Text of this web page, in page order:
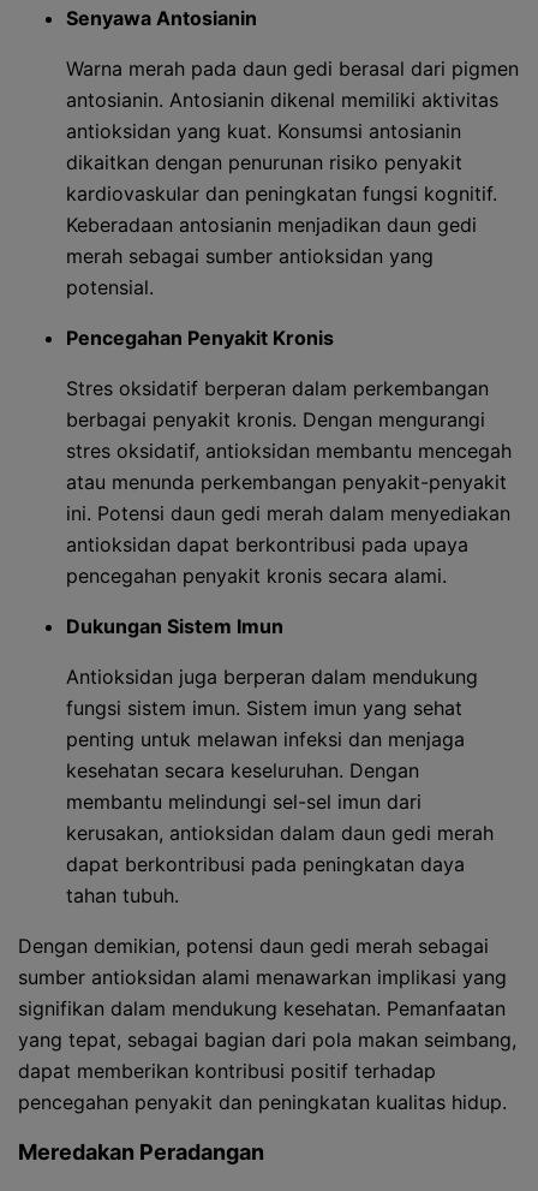
Senyawa Antosianin
Warna merah pada daun gedi berasal dari pigmen
antosianin. Antosianin dikenal memiliki aktivitas
antioksidan yang kuat. Konsumsi antosianin
dikaitkan dengan penurunan risiko penyakit
kardiovaskular dan peningkatan fungsi kognitif.
Keberadaan antosianin menjadikan daun gedi
merah sebagai sumber antioksidan yang
potensial.
Pencegahan Penyakit Kronis
Stres oksidatif berperan dalam perkembangan
berbagai penyakit kronis. Dengan mengurangi
stres oksidatif, antioksidan membantu mencegah
atau menunda perkembangan penyakit-penyakit
ini. Potensi daun gedi merah dalam menyediakan
antioksidan dapat berkontribusi pada upaya
pencegahan penyakit kronis secara alami.
Dukungan Sistem Imun
Antioksidan juga berperan dalam mendukung
fungsi sistem imun. Sistem imun yang sehat
penting untuk melawan infeksi dan menjaga
kesehatan secara keseluruhan. Dengan
membantu melindungi sel-sel imun dari
kerusakan, antioksidan dalam daun gedi merah
dapat berkontribusi pada peningkatan daya
tahan tubuh.
Dengan demikian, potensi daun gedi merah sebagai
sumber antioksidan alami menawarkan implikasi yang
signifikan dalam mendukung kesehatan. Pemanfaatan
yang tepat, sebagai bagian dari pola makan seimbang,
dapat memberikan kontribusi positif terhadap
pencegahan penyakit dan peningkatan kualitas hidup.
Meredakan Peradangan